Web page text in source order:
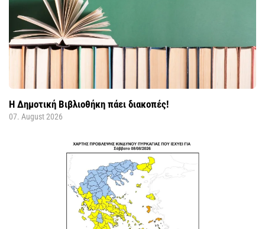
Η Δημοτική Βιβλιοθήκη πάει διακοπές!
07. August 2026